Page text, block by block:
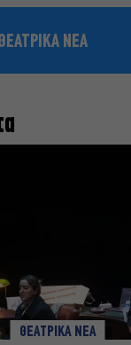
ΝΕΑ
ΘΕΑΤΡΙΚΑ ΝΕΑ